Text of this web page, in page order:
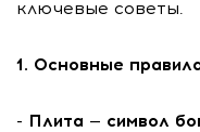
ключевые советы.
1. Основные
- Плита — символ